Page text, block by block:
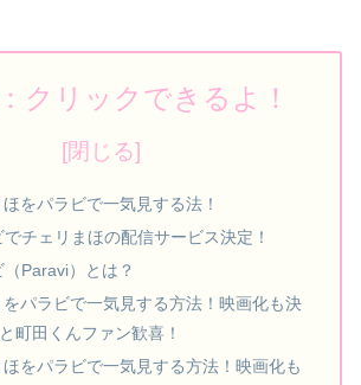
クリックできるよ！
をパラビで一気見する法！
チェリまほの配信サービス決定！
Paravi）とは？
をパラビで一気見する方法！映画化も決
町田くんファン歓喜！
をパラビで一気見する方法！映画化も